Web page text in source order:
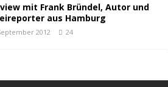
mit Frank Bründel, Autor und
aus Hamburg
2012 24